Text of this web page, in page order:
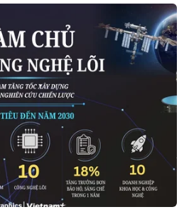
khi lựa chọn
trẻ?
sóc sức